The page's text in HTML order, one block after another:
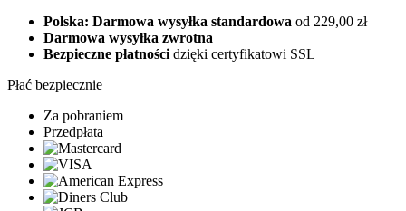
Polska: Darmowa wysyłka standardowa od 229,00 zł
Darmowa wysyłka zwrotna
Bezpieczne płatności dzięki certyfikatowi SSL
Płać bezpiecznie
Za pobraniem
Przedpłata